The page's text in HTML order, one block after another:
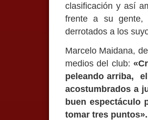
clasificación y así
frente a su gente,
derrotados a los
Marcelo Maidana,
medios del club:
peleando arriba,
acostumbrados a
buen espectáculo
tomar tres puntos».